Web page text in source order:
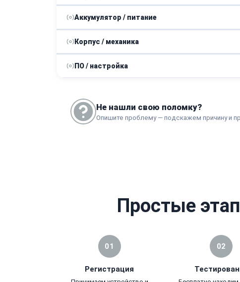
Замена микрофона
Замена динамиков
Аккумулятор / питание
Замена блока питания
Корпус / механика
Замена корпуса
ПО / настройка
Не нашли свою поломку?
Опишите проблему — подскажем причину и
Простые
01
Регистрация
02